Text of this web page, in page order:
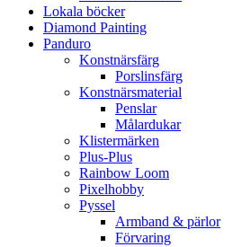
Lokala böcker
Diamond Painting
Panduro
Konstnärsfärg
Porslinsfärg
Konstnärsmaterial
Penslar
Målardukar
Klistermärken
Plus-Plus
Rainbow Loom
Pixelhobby
Pyssel
Armband & pärlor
Förvaring